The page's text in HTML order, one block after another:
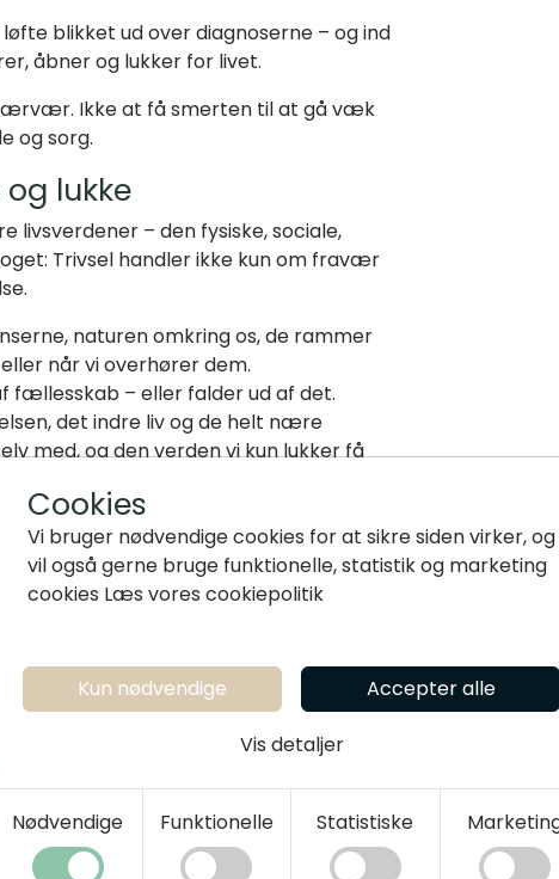
Cookies
Vi bruger nødvendige cookies for at sikre siden virker, og
vil også gerne bruge funktionelle, statistik og marketing
cookies Læs vores cookiepolitik
Kun nødvendige Accepter alle
Vis detaljer
Nødvendige Funktionelle Statistiske
blikket ud over diagnoserne – og ind
åbner og lukker for livet.
Ikke at få smerten til at gå væk
og sorg.
lukke
livsverdener – den fysiske, sociale,
Trivsel handler ikke kun om fravær
naturen omkring os, de rammer
når vi overhører dem.
fællesskab – eller falder ud af det.
det indre liv og de helt nære
med, og den verden vi kun lukker få
og det større perspektiv – noget ud
i én af verdenerne – men i evnen til
skiftet mellem åbenhed og lukkethed,
sig – og blive stående. At kunne
fremtidens mentale
frem, der kan guide os i arbejdet: